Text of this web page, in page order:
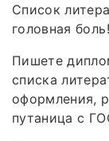
Список
головная боль!
Пишете
списка
оформления,
путаница с